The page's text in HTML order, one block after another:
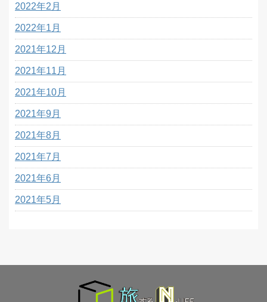
2022年2月
2022年1月
2021年12月
2021年11月
2021年10月
2021年9月
2021年8月
2021年7月
2021年6月
2021年5月